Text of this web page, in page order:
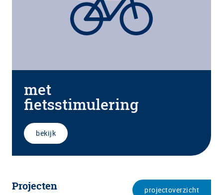
met
fietsstimulering
bekijk
Projecten projectoverzicht